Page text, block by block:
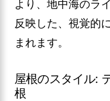
より、地中海のラ
反映した、視覚的
まれます。
屋根のスタイル:
根